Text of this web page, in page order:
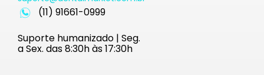
(11) 91661-0999
Suporte humanizado | Seg.
a Sex. das 8:30h às 17:30h